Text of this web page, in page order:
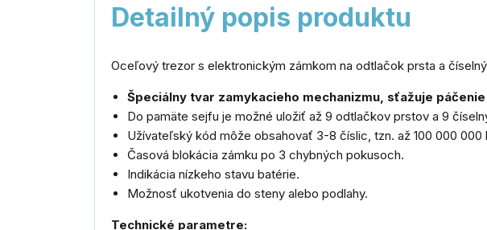
Detailný popis produktu
Oceľový trezor s elektronickým zámkom na odtlačok prsta a
Špeciálny tvar zamykacieho mechanizmu, sťažuje
Do pamäte sejfu je možné uložiť až 9 odtlačkov prstov a 9
Užívateľský kód môže obsahovať 3-8 číslic, tzn. až 100 000 000
Časová blokácia zámku po 3 chybných pokusoch.
Indikácia nízkeho stavu batérie.
Možnosť ukotvenia do steny alebo podlahy.
Technické parametre: